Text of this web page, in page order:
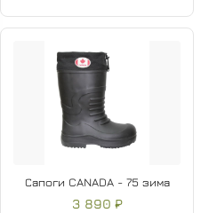
Сапоги CANADA - 75 зима
3 890 ₽